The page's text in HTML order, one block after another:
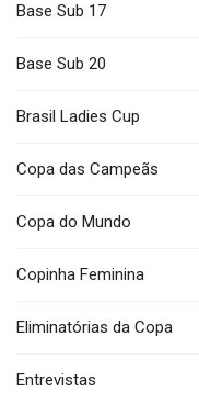
Base Sub 17
Base Sub 20
Brasil Ladies Cup
Copa das Campeãs
Copa do Mundo
Copinha Feminina
Eliminatórias da Copa
Entrevistas